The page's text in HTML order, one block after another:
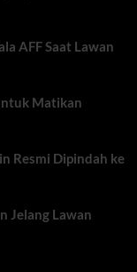
AFF Saat Lawan
Matikan
Resmi Dipindah ke
Jelang Lawan